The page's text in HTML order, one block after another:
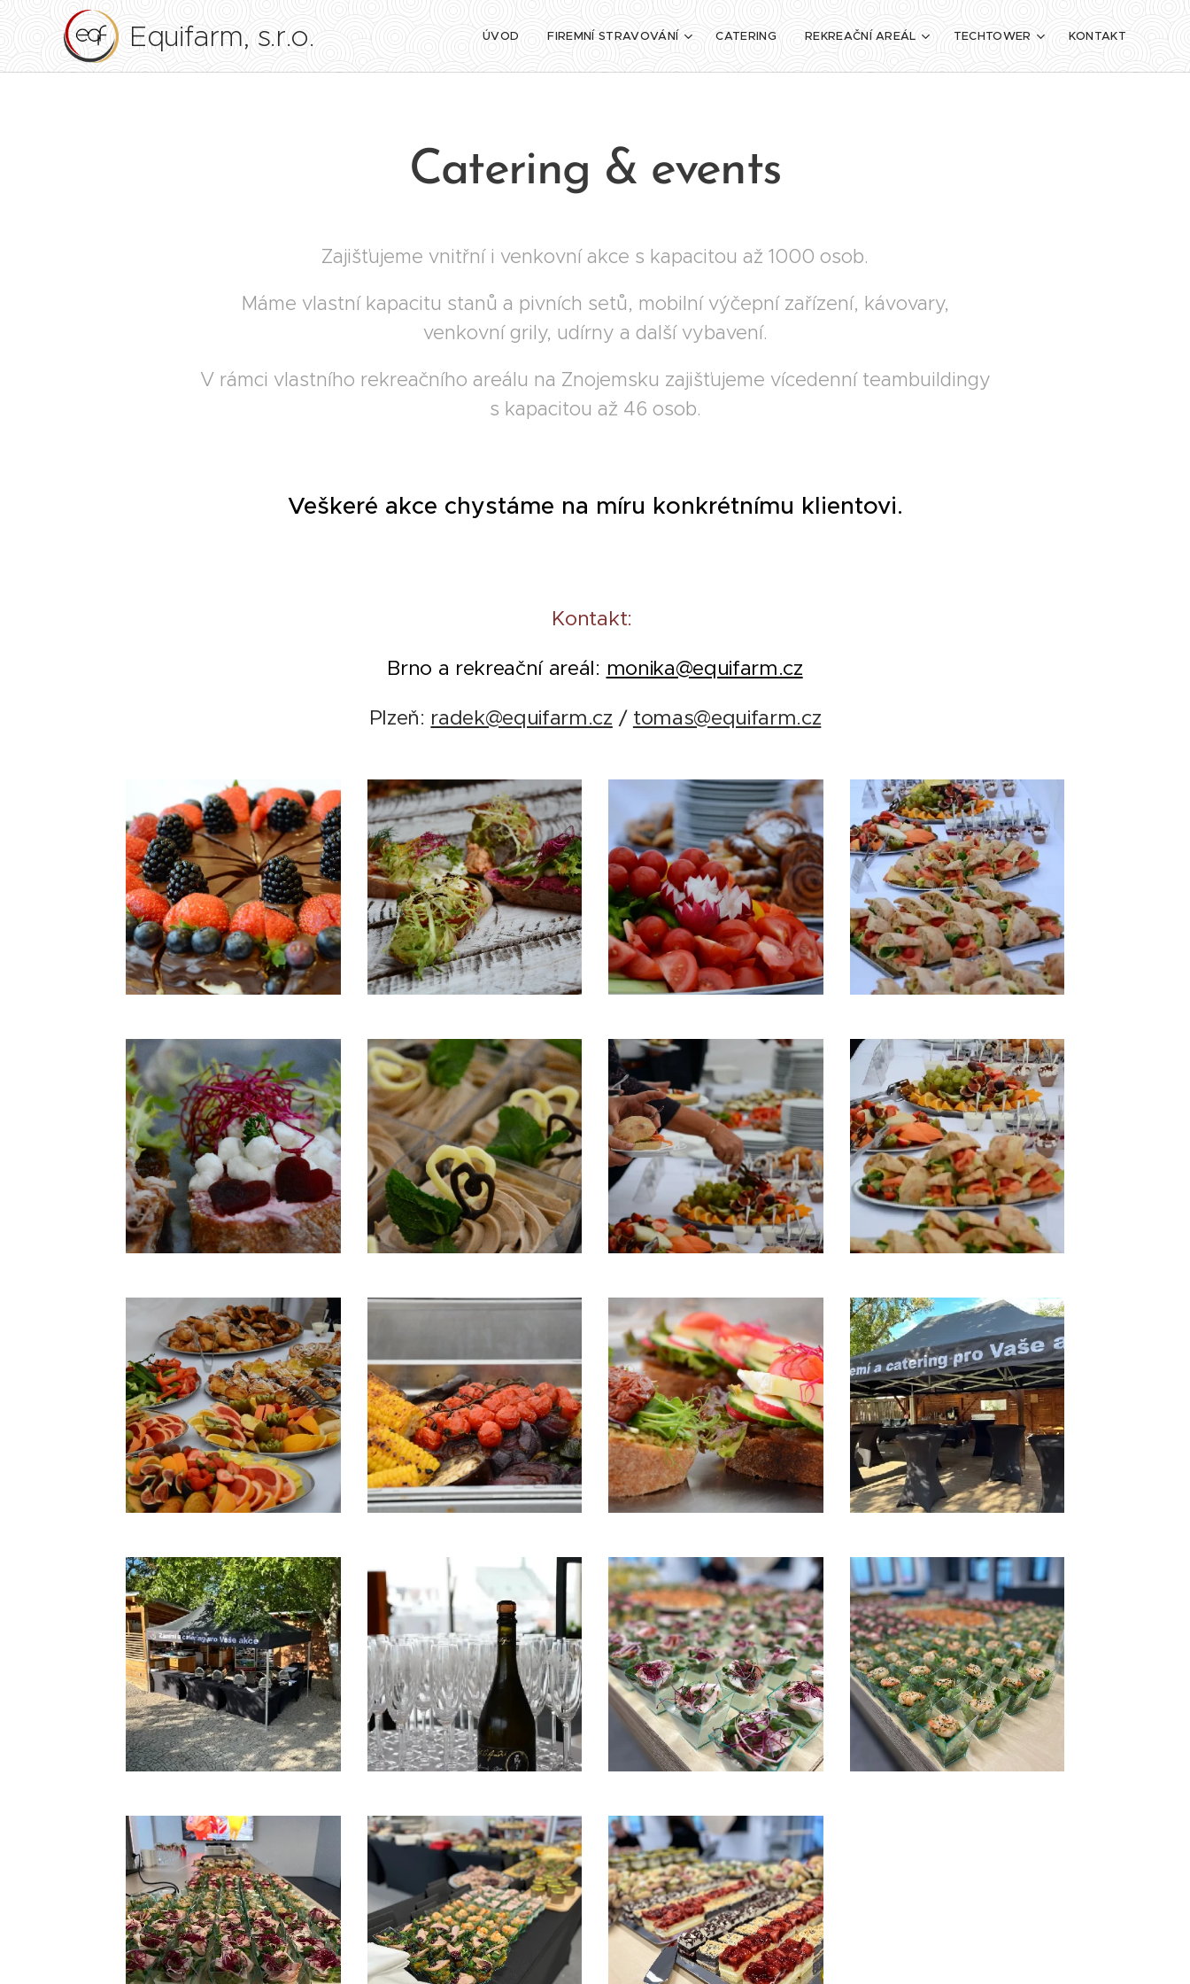
Equifarm, s.r.o. ÚVOD FIREMNÍ STRAVOVÁNÍ CATERING REKREAČNÍ AREÁL TECHTOWER KONTAKT
Catering & events
Zajišťujeme vnitřní i venkovní akce s kapacitou až 1000 osob.
Máme vlastní kapacitu stanů a pivních setů, mobilní výčepní zařízení, kávovary,
venkovní grily, udírny a další vybavení.
V rámci vlastního rekreačního areálu na Znojemsku zajišťujeme vícedenní teambuildingy
s kapacitou až 46 osob.
Veškeré akce chystáme na míru konkrétnímu klientovi.
Kontakt:
Brno a rekreační areál: monika@equifarm.cz
Plzeň: radek@equifarm.cz / tomas@equifarm.cz